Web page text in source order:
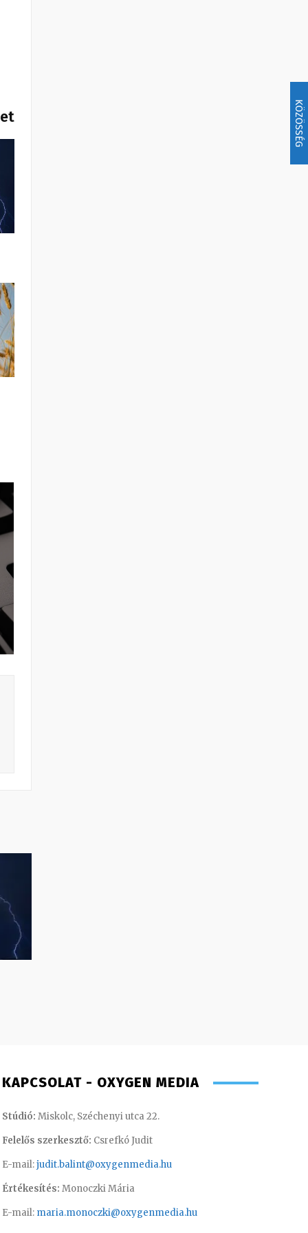
KÖZÖSSÉG
KAPCSOLAT - OXYGEN MEDIA
Stúdió: Miskolc, Széchenyi utca 22.
Felelős szerkesztő: Csrefkó Judit
E-mail:judit.balint@oxygenmedia.hu
Értékesítés: Monoczki Mária
E-mail: maria.monoczki@oxygenmedia.hu